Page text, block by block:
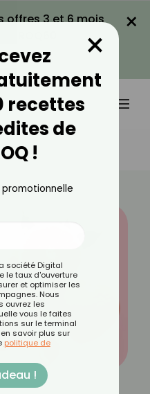
offres 3 et 6 mois
×
?
recettes
de
!
×
société Digital
le taux d'ouverture
et optimiser les
Nous
ouvrez les
vous le faites
sur le terminal
savoir plus sur
politique de
!